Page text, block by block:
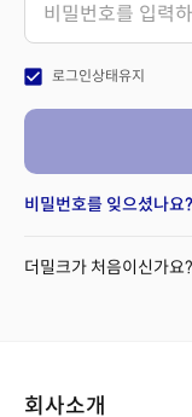
check_box 로그인상태유지
비밀번호를 잊으셨나요?
더밀크가 처음이신가요?
회사소개